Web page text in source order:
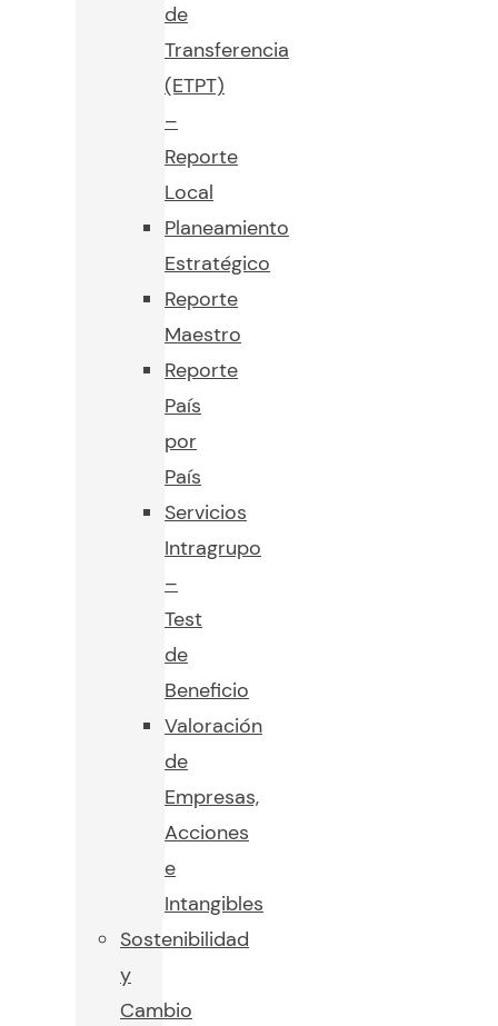
de
Transferencia
(ETPT)
–
Reporte
Local
Planeamiento
Estratégico
Reporte
Maestro
Reporte
País
por
País
Servicios
Intragrupo
–
Test
de
Beneficio
Valoración
de
Empresas,
Acciones
e
Intangibles
Sostenibilidad
y
Cambio